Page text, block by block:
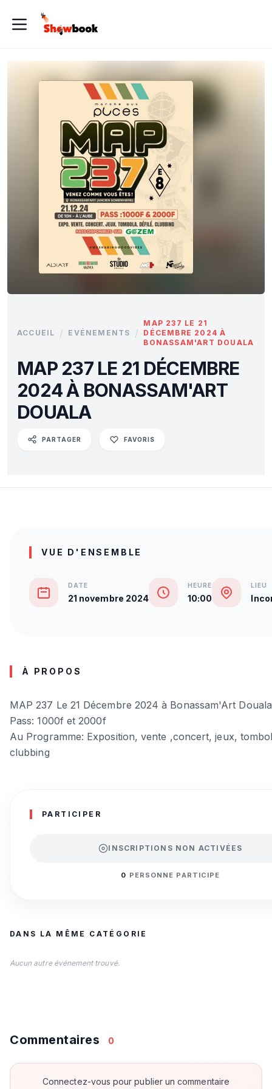
ACCUEIL / EVÉNEMENTS /
MAP 237 LE 21
DÉCEMBRE 2024 À
BONASSAM'ART DOUALA
MAP 237 LE 21 DÉCEMBRE
2024 À BONASSAM'ART
DOUALA
PARTAGER FAVORIS
VUE D'ENSEMBLE
DATE
21 novembre 2024
HEURE
10:00
LIEU
À PROPOS
MAP 237 Le 21 Décembre 2024 à Bonassam'Art
Pass: 1000f et 2000f
Au Programme: Exposition, vente ,concert, jeux,
clubbing
PARTICIPER
INSCRIPTIONS NON ACTIVÉES
0 PERSONNE PARTICIPE
DANS LA MÊME CATÉGORIE
Aucun autre événement trouvé.
Commentaires 0
Connectez-vous pour publier un commentaire